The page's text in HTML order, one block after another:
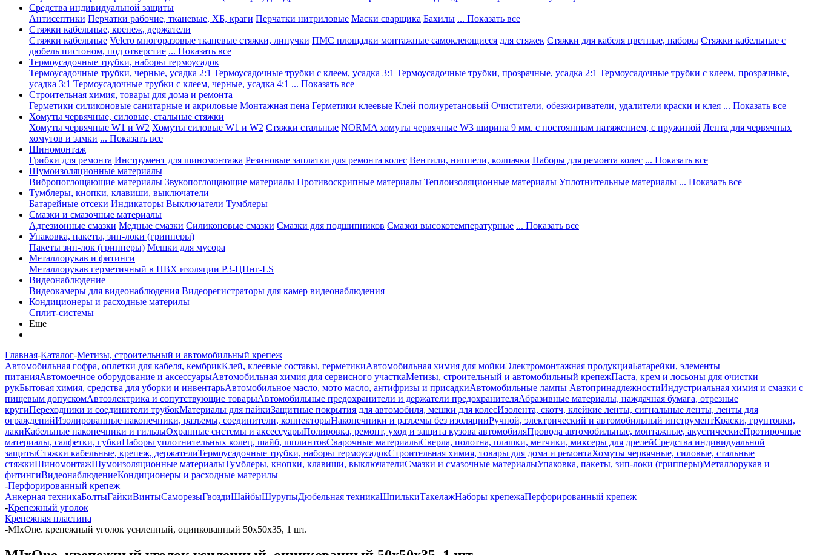
Средства индивидуальной защиты
Антисептики Перчатки рабочие, тканевые, ХБ, краги Перчатки нитриловые Маски сварщика Бахилы ... Показать все
Стяжки кабельные, крепеж, держатели
Стяжки кабельные Velcro многоразовые тканевые стяжки, липучки ПМС площадки монтажные самоклеющиеся для стяжек Стяжки для кабеля цветные, наборы Стяжки кабельные с
дюбель пистоном, под отверстие ... Показать все
Термоусадочные трубки, наборы термоусадок
Термоусадочные трубки, черные, усадка 2:1 Термоусадочные трубки с клеем, усадка 3:1 Термоусадочные трубки, прозрачные, усадка 2:1 Термоусадочные трубки с клеем, прозрачные,
усадка 3:1 Термоусадочные трубки с клеем, черные, усадка 4:1 ... Показать все
Строительная химия, товары для дома и ремонта
Герметики силиконовые санитарные и акриловые Монтажная пена Герметики клеевые Клей полиуретановый Очистители, обезжириватели, удалители краски и клея ... Показать все
Хомуты червячные, силовые, стальные стяжки
Хомуты червячные W1 и W2 Хомуты силовые W1 и W2 Стяжки стальные NORMA хомуты червячные W3 ширина 9 мм. с постоянным натяжением, с пружиной Лента для червячных
хомутов и замки ... Показать все
Шиномонтаж
Грибки для ремонта Инструмент для шиномонтажа Резиновые заплатки для ремонта колес Вентили, ниппели, колпачки Наборы для ремонта колес ... Показать все
Шумоизоляционные материалы
Вибропоглощающие материалы Звукопоглощающие материалы Противоскрипные материалы Теплоизоляционные материалы Уплотнительные материалы ... Показать все
Тумблеры, кнопки, клавиши, выключатели
Батарейные отсеки Индикаторы Выключатели Тумблеры
Смазки и смазочные материалы
Адгезионные смазки Медные смазки Силиконовые смазки Смазки для подшипников Смазки высокотемпературные ... Показать все
Упаковка, пакеты, зип-локи (грипперы)
Пакеты зип-лок (грипперы) Мешки для мусора
Металлорукав и фитинги
Металлорукав герметичный в ПВХ изоляции Р3-ЦПнг-LS
Видеонаблюдение
Видеокамеры для видеонаблюдения Видеорегистраторы для камер видеонаблюдения
Кондиционеры и расходные материлы
Сплит-системы
Еще
Главная-Каталог-Метизы, строительный и автомобильный крепеж
Автомобильная гофра, оплетки для кабеля, кембрикКлей, клеевые составы, герметикиАвтомобильная химия для мойкиЭлектромонтажная продукцияБатарейки, элементы
питанияАвтомоечное оборудование и аксессуарыАвтомобильная химия для сервисного участкаМетизы, строительный и автомобильный крепежПаста, крем и лосьоны для очистки
рукБытовая химия, средства для уборки и инвентарьАвтомобильное масло, мото масло, антифризы и присадкиАвтомобильные лампы АвтопринадлежностиИндустриальная химия и смазки с
пищевым допускомАвтоэлектрика и сопутствующие товарыАвтомобильные предохранители и держатели предохранителяАбразивные материалы, наждачная бумага, отрезные
кругиПереходники и соединители трубокМатериалы для пайкиЗащитные покрытия для автомобиля, мешки для колесИзолента, скотч, клейкие ленты, сигнальные ленты, ленты для
огражденийИзолированные наконечники, разъемы, соединители, коннекторыНаконечники и разъемы без изоляцииРучной, электрический и автомобильный инструментКраски, грунтовки,
лакиКабельные наконечники и гильзыОхранные системы и аксессуарыПолировка, ремонт, уход и защита кузова автомобиляПровода автомобильные, монтажные, акустическиеПротирочные
материалы, салфетки, губкиНаборы уплотнительных колец, шайб, шплинтовСварочные материалыСверла, полотна, плашки, метчики, миксеры для дрелейСредства индивидуальной
защитыСтяжки кабельные, крепеж, держателиТермоусадочные трубки, наборы термоусадокСтроительная химия, товары для дома и ремонтаХомуты червячные, силовые, стальные
стяжкиШиномонтажШумоизоляционные материалыТумблеры, кнопки, клавиши, выключателиСмазки и смазочные материалыУпаковка, пакеты, зип-локи (грипперы)Металлорукав и
фитингиВидеонаблюдениеКондиционеры и расходные материлы
-Перфорированный крепеж
Анкерная техникаБолтыГайкиВинтыСаморезыГвоздиШайбыШурупыДюбельная техникаШпилькиТакелажНаборы крепежаПерфорированный крепеж
-Крепежный уголок
Крепежная пластина
-MIxOne. крепежный уголок усиленный, оцинкованный 50х50х35, 1 шт.